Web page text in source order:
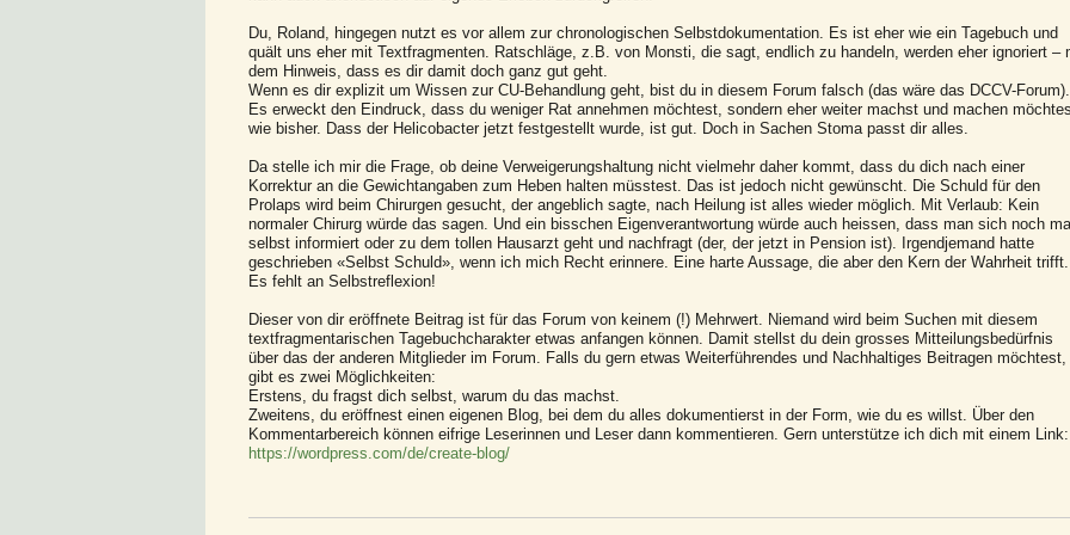
Du, Roland, hingegen nutzt es vor allem zur chronologischen Selbstdokumentation. Es ist eher wie ein Tagebuch und
quält uns eher mit Textfragmenten. Ratschläge, z.B. von Monsti, die sagt, endlich zu handeln, werden eher ignoriert –
dem Hinweis, dass es dir damit doch ganz gut geht.
Wenn es dir explizit um Wissen zur CU-Behandlung geht, bist du in diesem Forum falsch (das wäre das DCCV-Forum).
Es erweckt den Eindruck, dass du weniger Rat annehmen möchtest, sondern eher weiter machst und machen
wie bisher. Dass der Helicobacter jetzt festgestellt wurde, ist gut. Doch in Sachen Stoma passt dir alles.
Da stelle ich mir die Frage, ob deine Verweigerungshaltung nicht vielmehr daher kommt, dass du dich nach einer
Korrektur an die Gewichtangaben zum Heben halten müsstest. Das ist jedoch nicht gewünscht. Die Schuld für den
Prolaps wird beim Chirurgen gesucht, der angeblich sagte, nach Heilung ist alles wieder möglich. Mit Verlaub: Kein
normaler Chirurg würde das sagen. Und ein bisschen Eigenverantwortung würde auch heissen, dass man sich noch
selbst informiert oder zu dem tollen Hausarzt geht und nachfragt (der, der jetzt in Pension ist). Irgendjemand hatte
geschrieben «Selbst Schuld», wenn ich mich Recht erinnere. Eine harte Aussage, die aber den Kern der Wahrheit trifft.
Es fehlt an Selbstreflexion!
Dieser von dir eröffnete Beitrag ist für das Forum von keinem (!) Mehrwert. Niemand wird beim Suchen mit diesem
textfragmentarischen Tagebuchcharakter etwas anfangen können. Damit stellst du dein grosses Mitteilungsbedürfnis
über das der anderen Mitglieder im Forum. Falls du gern etwas Weiterführendes und Nachhaltiges Beitragen möchtest,
gibt es zwei Möglichkeiten:
Erstens, du fragst dich selbst, warum du das machst.
Zweitens, du eröffnest einen eigenen Blog, bei dem du alles dokumentierst in der Form, wie du es willst. Über den
Kommentarbereich können eifrige Leserinnen und Leser dann kommentieren. Gern unterstütze ich dich mit einem Link:
https://wordpress.com/de/create-blog/